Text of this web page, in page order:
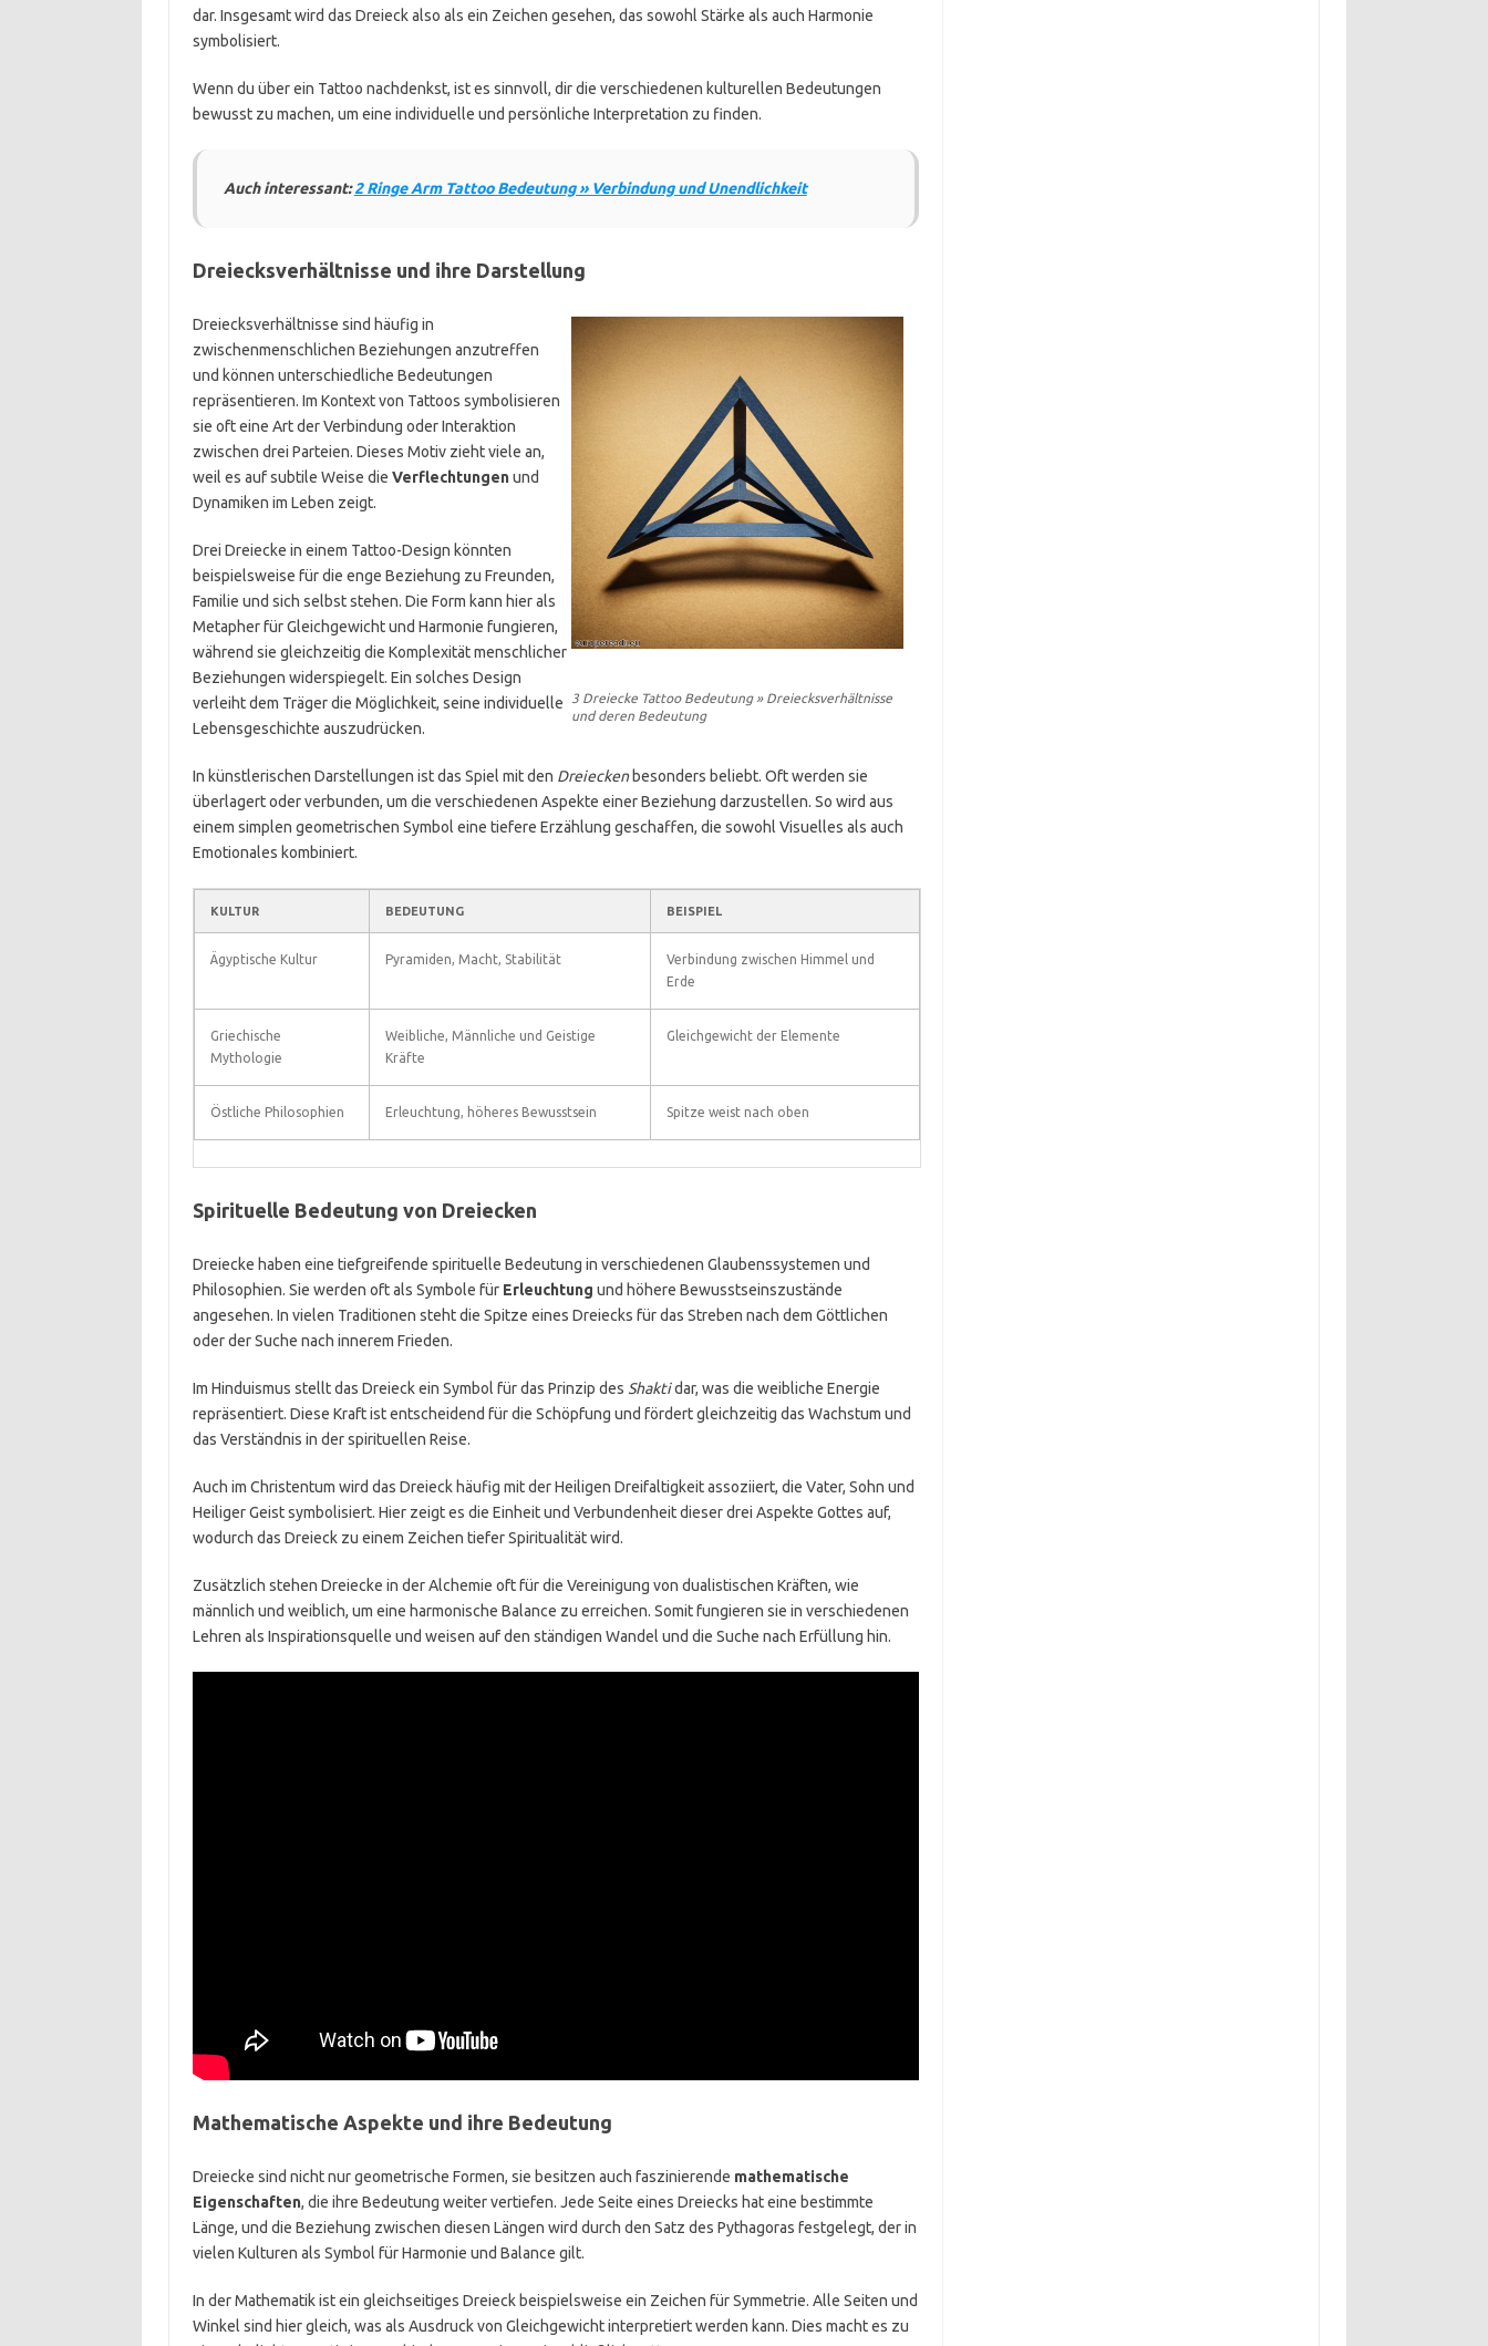
dar. Insgesamt wird das Dreieck also als ein Zeichen gesehen, das sowohl Stärke als auch Harmonie
symbolisiert.
Wenn du über ein Tattoo nachdenkst, ist es sinnvoll, dir die verschiedenen kulturellen Bedeutungen
bewusst zu machen, um eine individuelle und persönliche Interpretation zu finden.
Auch interessant:2 Ringe Arm Tattoo Bedeutung » Verbindung und Unendlichkeit
Dreiecksverhältnisse und ihre Darstellung
3 Dreiecke Tattoo Bedeutung » Dreiecksverhältnisse
und deren Bedeutung
Dreiecksverhältnisse sind häufig in
zwischenmenschlichen Beziehungen anzutreffen
und können unterschiedliche Bedeutungen
repräsentieren. Im Kontext von Tattoos symbolisieren
sie oft eine Art der Verbindung oder Interaktion
zwischen drei Parteien. Dieses Motiv zieht viele an,
weil es auf subtile Weise die Verflechtungenund
Dynamiken im Leben zeigt.
Drei Dreiecke in einem Tattoo-Design könnten
beispielsweise für die enge Beziehung zu Freunden,
Familie und sich selbst stehen. Die Form kann hier als
Metapher für Gleichgewicht und Harmonie fungieren,
während sie gleichzeitig die Komplexität menschlicher
Beziehungen widerspiegelt. Ein solches Design
verleiht dem Träger die Möglichkeit, seine individuelle
Lebensgeschichte auszudrücken.
In künstlerischen Darstellungen ist das Spiel mit den Dreieckenbesonders beliebt. Oft werden sie
überlagert oder verbunden, um die verschiedenen Aspekte einer Beziehung darzustellen. So wird aus
einem simplen geometrischen Symbol eine tiefere Erzählung geschaffen, die sowohl Visuelles als auch
Emotionales kombiniert.
KULTUR BEDEUTUNG BEISPIEL
Ägyptische Kultur Pyramiden, Macht, Stabilität
Verbindung zwischen Himmel und
Erde
Griechische
Mythologie
Weibliche, Männliche und Geistige
Kräfte
Gleichgewicht der Elemente
Östliche Philosophien Erleuchtung, höheres Bewusstsein Spitze weist nach oben
Spirituelle Bedeutung von Dreiecken
Dreiecke haben eine tiefgreifende spirituelle Bedeutung in verschiedenen Glaubenssystemen und
Philosophien. Sie werden oft als Symbole für Erleuchtung und höhere Bewusstseinszustände
angesehen. In vielen Traditionen steht die Spitze eines Dreiecks für das Streben nach dem Göttlichen
oder der Suche nach innerem Frieden.
Im Hinduismus stellt das Dreieck ein Symbol für das Prinzip des Shaktidar, was die weibliche Energie
repräsentiert. Diese Kraft ist entscheidend für die Schöpfung und fördert gleichzeitig das Wachstum und
das Verständnis in der spirituellen Reise.
Auch im Christentum wird das Dreieck häufig mit der Heiligen Dreifaltigkeit assoziiert, die Vater, Sohn und
Heiliger Geist symbolisiert. Hier zeigt es die Einheit und Verbundenheit dieser drei Aspekte Gottes auf,
wodurch das Dreieck zu einem Zeichen tiefer Spiritualität wird.
Zusätzlich stehen Dreiecke in der Alchemie oft für die Vereinigung von dualistischen Kräften, wie
männlich und weiblich, um eine harmonische Balance zu erreichen. Somit fungieren sie in verschiedenen
Lehren als Inspirationsquelle und weisen auf den ständigen Wandel und die Suche nach Erfüllung hin.
Mathematische Aspekte und ihre Bedeutung
Dreiecke sind nicht nur geometrische Formen, sie besitzen auch faszinierende mathematische
Eigenschaften, die ihre Bedeutung weiter vertiefen. Jede Seite eines Dreiecks hat eine bestimmte
Länge, und die Beziehung zwischen diesen Längen wird durch den Satz des Pythagoras festgelegt, der in
vielen Kulturen als Symbol für Harmonie und Balance gilt.
In der Mathematik ist ein gleichseitiges Dreieck beispielsweise ein Zeichen für Symmetrie. Alle Seiten und
Winkel sind hier gleich, was als Ausdruck von Gleichgewicht interpretiert werden kann. Dies macht es zu